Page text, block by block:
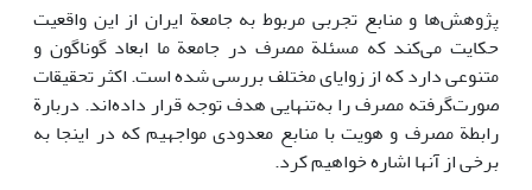
پژوهش‌ها و منابع تجربی مربوط به جامعة ایران از این واقعیت
حکایت می‌کند که مسئلة مصرف در جامعة ما ابعاد گوناگون و
متنوعی دارد که از زوایای مختلف بررسی شده است. اکثر تحقیقات
صورت‌گرفته مصرف را به‌تنهایی هدف توجه قرار داده‌اند. دربارة
رابطة مصرف و هویت با منابع معدودی مواجهیم که در اینجا به
برخی از آنها اشاره خواهیم کرد.